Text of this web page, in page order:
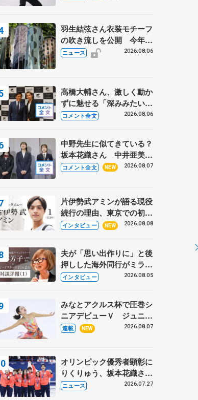
羽生結弦さん衣装モチーフ
の吹き流しを公開 今年は
「春よ、来い」、仙台の瑞
ニュース 2026.08.06
高橋大輔さん、激しく動か
ずに魅せる「深みみたいな
ものは出てきている？」
あい
コメント全文 2026.08.06
中野先生に似てきている？
坂本花織さん 中井亜美は
クリケットのサマーキャン
部科学省スポーツ表彰
式】
コメント全文 NEW 2026.08.07
片伊勢武アミンが語る現役
続行の理由、東京での初め
ての一人暮らし 注目スケ
インタビュー NEW 2026.08.08
夫が「思い出作りに」と後
押しした海外同行がミラノ
まで… 繁華街のリンクで
に 小林芳子さんが振り返
るスケート人生
インタビュー 2026.08.05
みなとアクルス杯で圧巻シ
ニアデビューＶ ジュニア
で４シーズン無敗の島田麻
連載 NEW 2026.08.07
オリンピック優秀者顕彰に
りくりゅう、坂本花織さ
ん、団体メンバーら 8月
ニュース 2026.07.27